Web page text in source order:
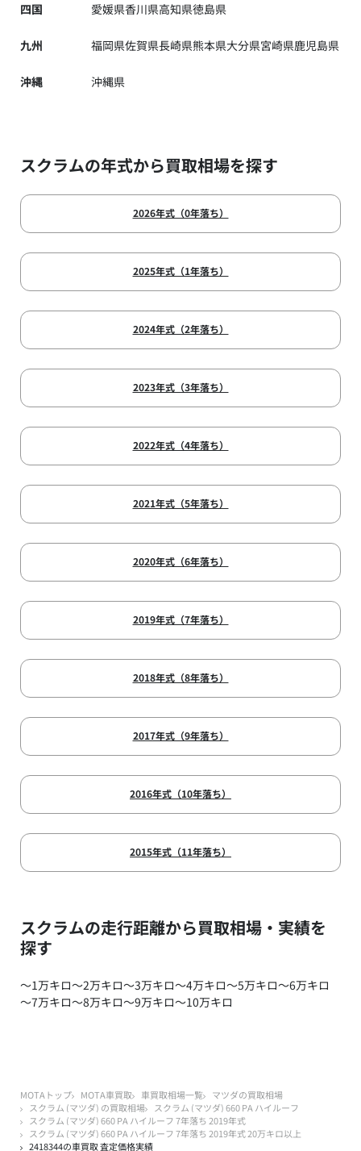
四国 愛媛県香川県高知県徳島県
九州 福岡県佐賀県長崎県熊本県大分県宮崎県鹿児島県
沖縄 沖縄県
スクラムの年式から買取相場を探す
2026年式（0年落ち）
2025年式（1年落ち）
2024年式（2年落ち）
2023年式（3年落ち）
2022年式（4年落ち）
2021年式（5年落ち）
2020年式（6年落ち）
2019年式（7年落ち）
2018年式（8年落ち）
2017年式（9年落ち）
2016年式（10年落ち）
2015年式（11年落ち）
スクラムの走行距離から買取相場・実績を
探す
～1万キロ～2万キロ～3万キロ～4万キロ～5万キロ～6万キロ
～7万キロ～8万キロ～9万キロ～10万キロ
MOTAトップ MOTA車買取 車買取相場一覧
マツダの買取相場
スクラム (マツダ) の買取相場
スクラム (マツダ) 660 PA ハイルーフ
スクラム (マツダ) 660 PA ハイルーフ 7年落ち 2019年式
スクラム (マツダ) 660 PA ハイルーフ 7年落ち 2019年式 20万キロ以上
2418344の車買取 査定価格実績